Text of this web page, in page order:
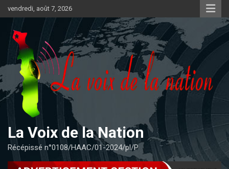
au
contenu
vendredi, août 7, 2026
La Voix de la Nation
Récépissé n°0108/HAAC/01-2024/pl/P